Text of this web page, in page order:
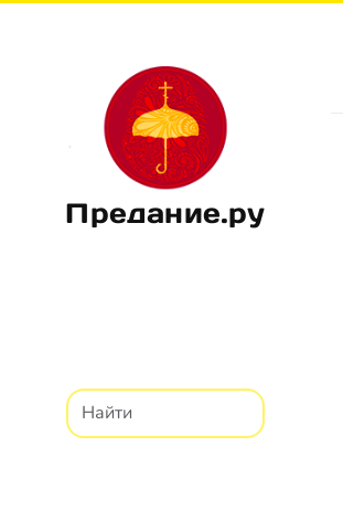
Предание.ру